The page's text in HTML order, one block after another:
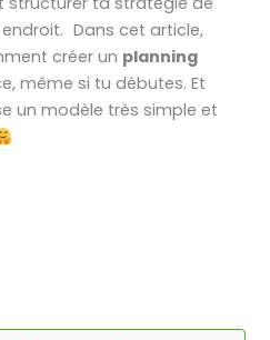
Dans cet article,
créer un planning
même si tu débutes. Et
un modèle très simple et